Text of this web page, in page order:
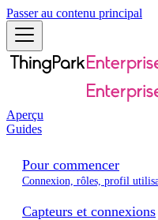
Passer au contenu principal
Aperçu
Guides
Pour commencer
Connexion, rôles, profil
Capteurs et connexions